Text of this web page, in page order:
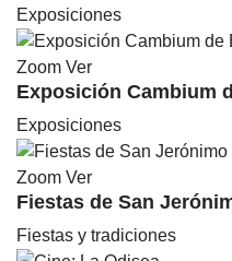
Exposiciones
Zoom Ver
Exposición Cambium
Exposiciones
Zoom Ver
Fiestas de San
Fiestas y tradiciones